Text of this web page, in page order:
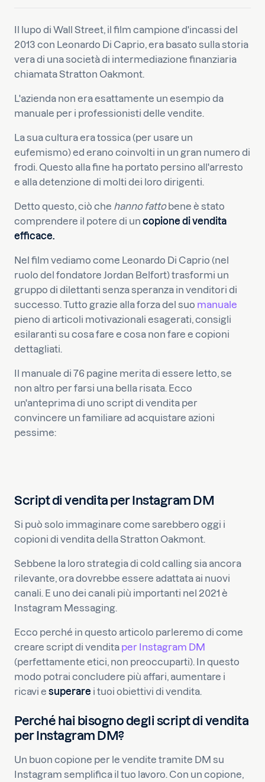
Il lupo di Wall Street, il film campione d'incassi del
2013 con Leonardo Di Caprio, era basato sulla storia
vera di una società di intermediazione finanziaria
chiamata Stratton Oakmont.
L'azienda non era esattamente un esempio da
manuale per i professionisti delle vendite.
La sua cultura era tossica (per usare un
eufemismo) ed erano coinvolti in un gran numero di
frodi. Questo alla fine ha portato persino all'arresto
e alla detenzione di molti dei loro dirigenti.
Detto questo, ciò che hanno fattobene è stato
comprendere il potere di un copione di vendita
efficace.
Nel film vediamo come Leonardo Di Caprio (nel
ruolo del fondatore Jordan Belfort) trasformi un
gruppo di dilettanti senza speranza in venditori di
successo. Tutto grazie alla forza del suo manuale
pieno di articoli motivazionali esagerati, consigli
esilaranti su cosa fare e cosa non fare e copioni
dettagliati.
Il manuale di 76 pagine merita di essere letto, se
non altro per farsi una bella risata. Ecco
un'anteprima di uno script di vendita per
convincere un familiare ad acquistare azioni
pessime:
Script di vendita per Instagram DM
Si può solo immaginare come sarebbero oggi i
copioni di vendita della Stratton Oakmont.
Sebbene la loro strategia di cold calling sia ancora
rilevante, ora dovrebbe essere adattata ai nuovi
canali. E uno dei canali più importanti nel 2021 è
Instagram Messaging.
Ecco perché in questo articolo parleremo di come
creare script di vendita per Instagram DM
(perfettamente etici, non preoccuparti). In questo
modo potrai concludere più affari, aumentare i
ricavi e superare i tuoi obiettivi di vendita.
Perché hai bisogno degli script di vendita
per Instagram DM?
Un buon copione per le vendite tramite DM su
Instagram semplifica il tuo lavoro. Con un copione,